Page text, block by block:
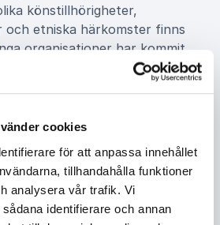
cookies
för att anpassa innehållet
tillhandahålla funktioner
analysera vår trafik. Vi
identifierare och annan
könstillhörigheter,
etniska härkomster finns
organisationer har kommit
Frågan är vad
inte bara representerar
får bidra med sina faktiska
Hur skapar vi en kultur
och inte bara
exempel visar hon hur
kan arbeta mer medvetet